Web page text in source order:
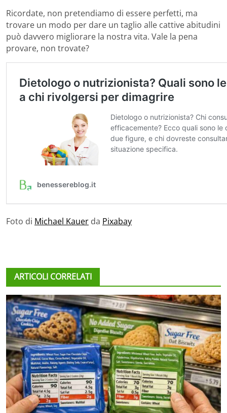
Ricordate, non pretendiamo di essere perfetti, ma
trovare un modo per dare un taglio alle cattive abitudini
può davvero migliorare la nostra vita. Vale la pena
provare, non trovate?
Foto di Michael Kauer da Pixabay
ARTICOLI CORRELATI